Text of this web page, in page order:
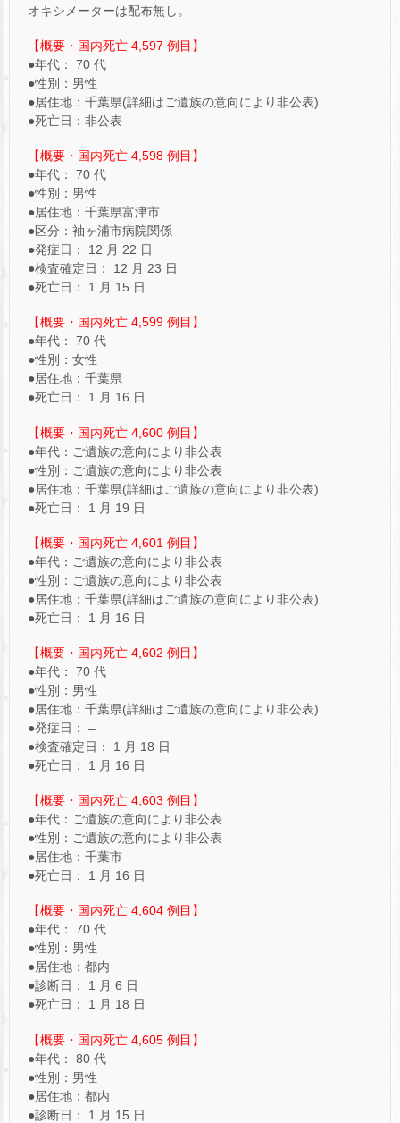
オキシメーターは配布無し。
【概要・国内死亡 4,597 例目】
●年代： 70 代
●性別：男性
●居住地：千葉県(詳細はご遺族の意向により非公表)
●死亡日：非公表
【概要・国内死亡 4,598 例目】
●年代： 70 代
●性別：男性
●居住地：千葉県富津市
●区分：袖ヶ浦市病院関係
●発症日： 12 月 22 日
●検査確定日： 12 月 23 日
●死亡日： 1 月 15 日
【概要・国内死亡 4,599 例目】
●年代： 70 代
●性別：女性
●居住地：千葉県
●死亡日： 1 月 16 日
【概要・国内死亡 4,600 例目】
●年代：ご遺族の意向により非公表
●性別：ご遺族の意向により非公表
●居住地：千葉県(詳細はご遺族の意向により非公表)
●死亡日： 1 月 19 日
【概要・国内死亡 4,601 例目】
●年代：ご遺族の意向により非公表
●性別：ご遺族の意向により非公表
●居住地：千葉県(詳細はご遺族の意向により非公表)
●死亡日： 1 月 16 日
【概要・国内死亡 4,602 例目】
●年代： 70 代
●性別：男性
●居住地：千葉県(詳細はご遺族の意向により非公表)
●発症日： –
●検査確定日： 1 月 18 日
●死亡日： 1 月 16 日
【概要・国内死亡 4,603 例目】
●年代：ご遺族の意向により非公表
●性別：ご遺族の意向により非公表
●居住地：千葉市
●死亡日： 1 月 16 日
【概要・国内死亡 4,604 例目】
●年代： 70 代
●性別：男性
●居住地：都内
●診断日： 1 月 6 日
●死亡日： 1 月 18 日
【概要・国内死亡 4,605 例目】
●年代： 80 代
●性別：男性
●居住地：都内
●診断日： 1 月 15 日